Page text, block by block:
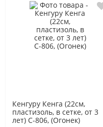
Кенгуру Кенга (22см,
пластизоль, в сетке, от 3
лет) С-806, (Огонек)